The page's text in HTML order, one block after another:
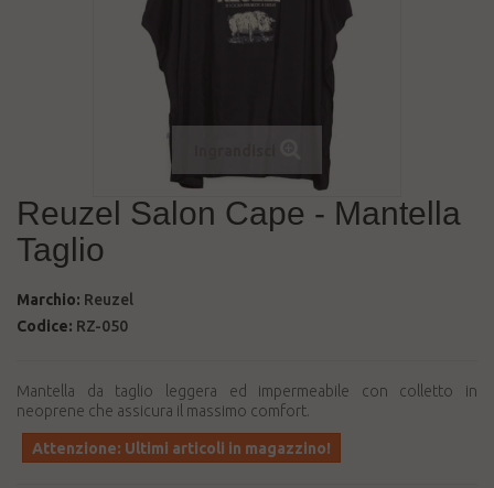
Reuzel Salon Cape - Mantella
Taglio
Marchio: Reuzel
Codice: RZ-050
Mantella da taglio leggera ed impermeabile con colletto in
neoprene che assicura il massimo comfort.
Attenzione: Ultimi articoli in magazzino!